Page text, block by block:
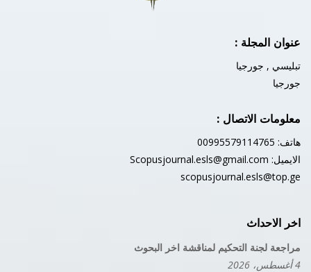
عنوان المجلة :
تبليسي , جورجيا
جورجيا
معلومات الاتصال :
هاتف: 00995579114765
الايميل: Scopusjournal.esls@gmail.com
scopusjournal.esls@top.ge
اخر الاحداث
مراجعة لجنة التحكيم لمناقشة اخر البحوث
4 أغسطس، 2026